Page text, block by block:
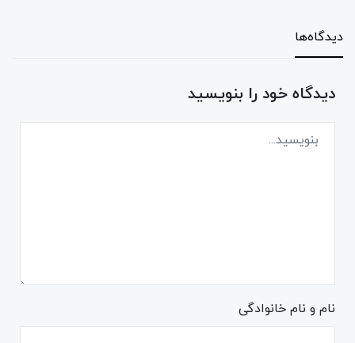
دیدگاه‌ها
دیدگاه خود را بنویسید
نام و نام خانوادگی